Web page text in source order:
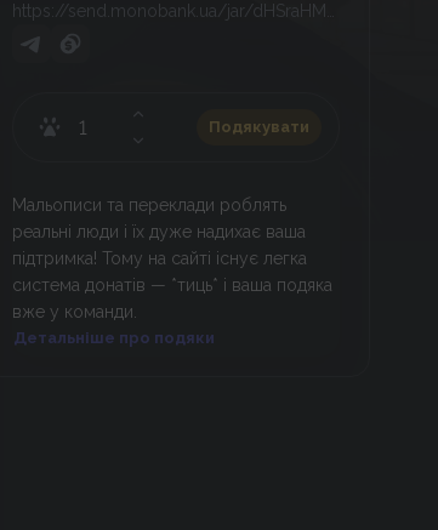
https://send.monobank.ua/jar/dHSraHMT
A Наші соц.мережі:
Подякувати
Мальописи та переклади роблять
реальні люди і їх дуже надихає ваша
підтримка! Тому на сайті існує легка
система донатів — *тиць* і ваша подяка
вже у команди.
Детальніше про подяки